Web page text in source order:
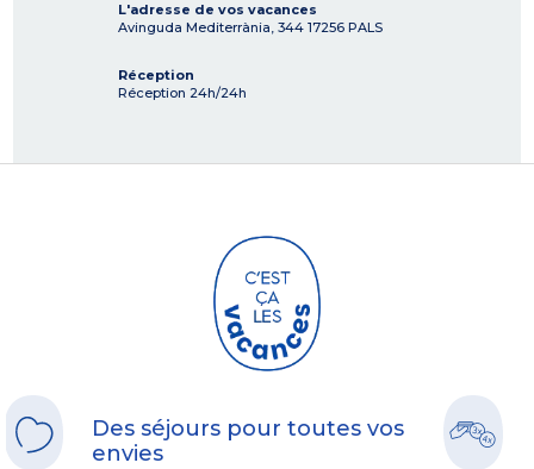
L'adresse de vos vacances
Avinguda Mediterrània, 344 17256 PALS
Réception
Réception 24h/24h
Des séjours pour toutes vos
envies